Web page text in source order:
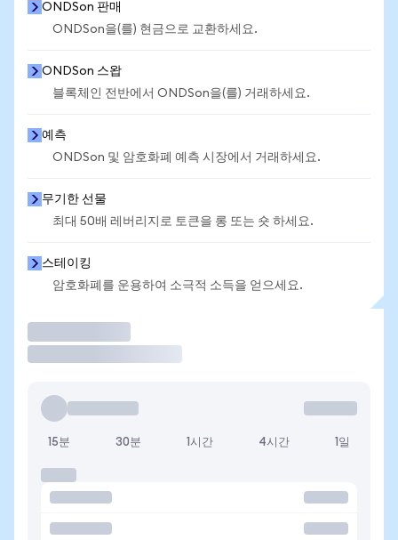
ONDSon 판매
ONDSon을(를) 현금으로 교환하세요.
ONDSon 스왑
블록체인 전반에서 ONDSon을(를) 거래하세요.
예측
ONDSon 및 암호화폐 예측 시장에서 거래하세요.
무기한 선물
최대 50배 레버리지로 토큰을 롱 또는 숏 하세요.
스테이킹
암호화폐를 운용하여 소극적 소득을 얻으세요.
15분 30분 1시간 4시간 1일